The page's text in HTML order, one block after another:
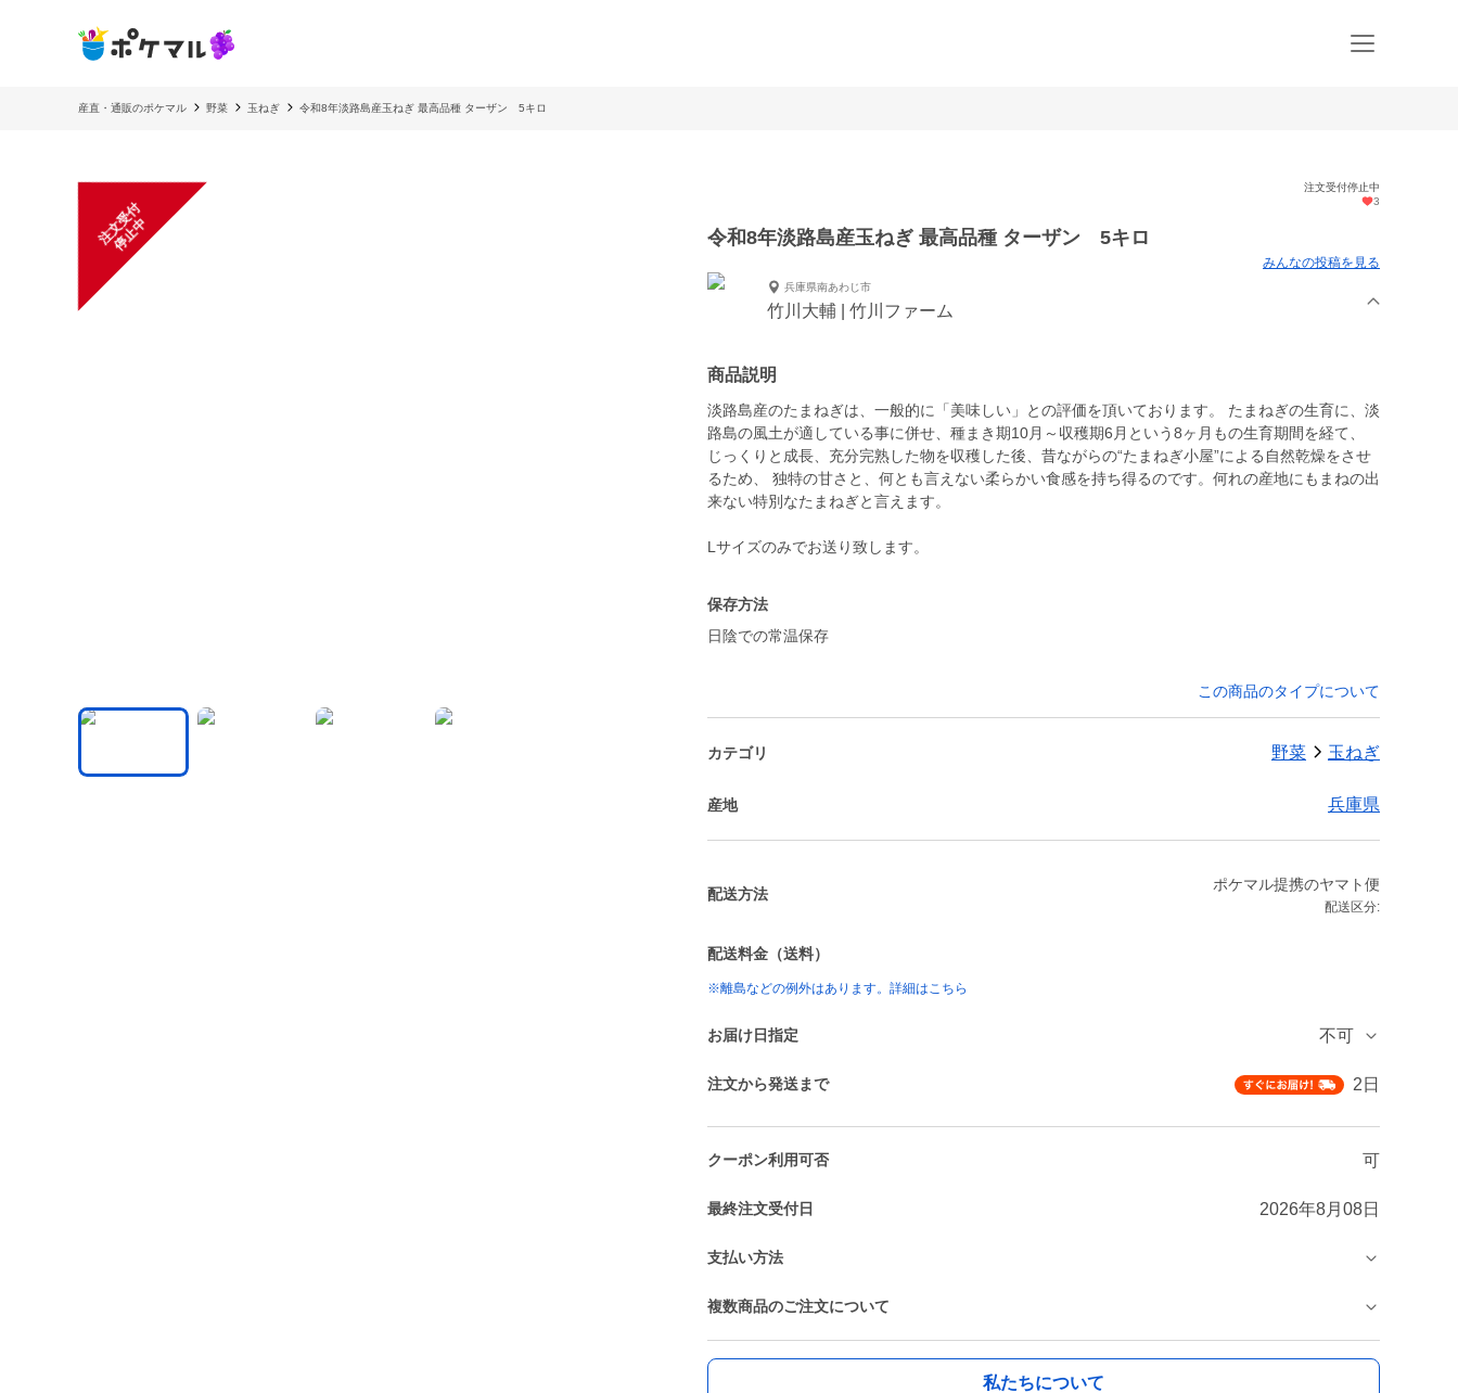
産直・通販のポケマル 野菜 玉ねぎ 令和8年淡路島産玉ねぎ 最高品種 ターザン 5キロ
注
文
受
付
停
止
中
注文受付停止中
3
令和8年淡路島産玉ねぎ 最高品種 ターザン 5キロ
みんなの投稿を見る
兵庫県南あわじ市
竹川大輔 | 竹川ファーム
商品説明
淡路島産のたまねぎは、一般的に「美味しい」との評価を頂いております。 たまねぎの生育に、淡
路島の風土が適している事に併せ、種まき期10月～収穫期6月という8ヶ月もの生育期間を経て、
じっくりと成長、充分完熟した物を収穫した後、昔ながらの“たまねぎ小屋”による自然乾燥をさせ
るため、 独特の甘さと、何とも言えない柔らかい食感を持ち得るのです。何れの産地にもまねの出
来ない特別なたまねぎと言えます。
Lサイズのみでお送り致します。
保存方法
日陰での常温保存
この商品のタイプについて
カテゴリ 野菜 玉ねぎ
産地 兵庫県
配送方法
ポケマル提携のヤマト便
配送区分:
配送料金（送料）
※離島などの例外はあります。詳細はこちら
お届け日指定 不可
注文から発送まで 2日
クーポン利用可否 可
最終注文受付日 2026年8月08日
支払い方法
複数商品のご注文について
私たちについて